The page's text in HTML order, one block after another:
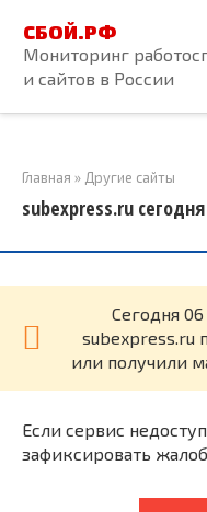
контенту
СБОЙ.РФ
Мониторинг
и сайтов в России
Главная » Другие сайты
subexpress.ru
Cегодня
subexpress.ru
или получили
Если сервис
зафиксировать